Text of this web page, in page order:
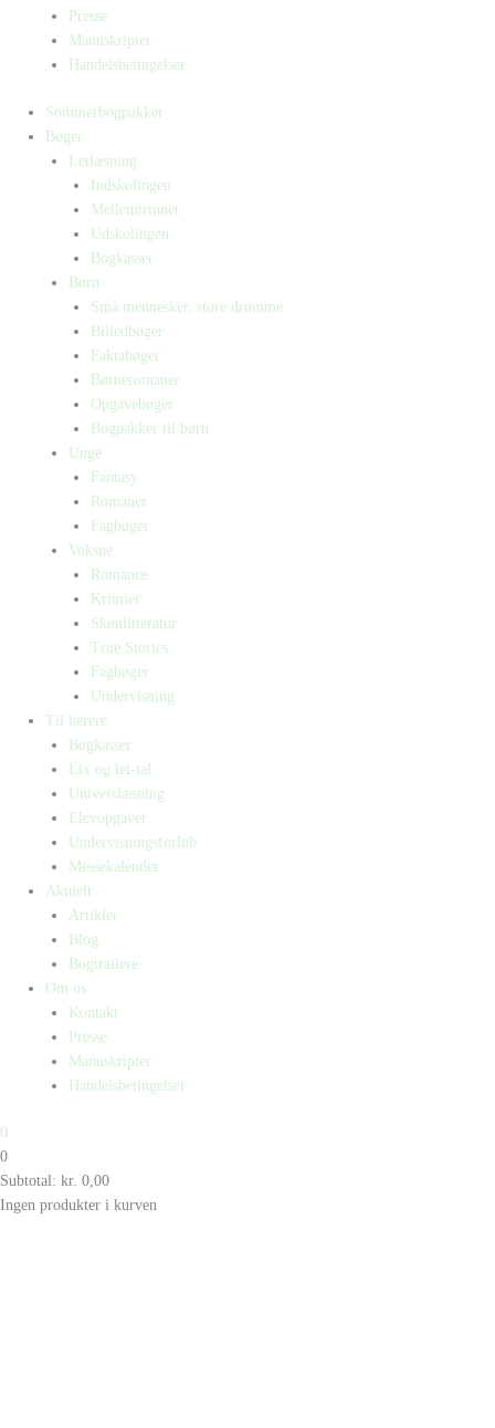
Presse
Manuskripter
Handelsbetingelser
Sommerbogpakker
Bøger
Letlæsning
Indskolingen
Mellemtrinnet
Udskolingen
Bogkasser
Børn
Små mennesker, store drømme
Billedbøger
Faktabøger
Børneromaner
Opgavebøger
Bogpakker til børn
Unge
Fantasy
Romaner
Fagbøger
Voksne
Romance
Krimier
Skønlitteratur
True Stories
Fagbøger
Undervisning
Til lærere
Bogkasser
Lix og let-tal
Universlæsning
Elevopgaver
Undervisningsforløb
Messekalender
Aktuelt
Artikler
Blog
Bogtrailere
Om os
Kontakt
Presse
Manuskripter
Handelsbetingelser
0
0
Subtotal: kr. 0,00
Ingen produkter i kurven